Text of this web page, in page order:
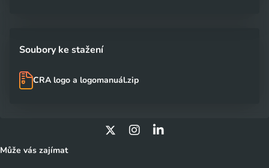
Soubory ke stažení
CRA logo a logomanuál.zip
Může vás zajímat